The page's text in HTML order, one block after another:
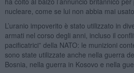
nucleare, come se lui non abbia mai
L’uranio impoverito è stato utilizzato in
armati nel corso degli anni, incluso il
pacificatrici” della NATO: le munizioni
sono state utilizzate anche nella guerra
Bosnia, nella guerra in Kosovo e nella